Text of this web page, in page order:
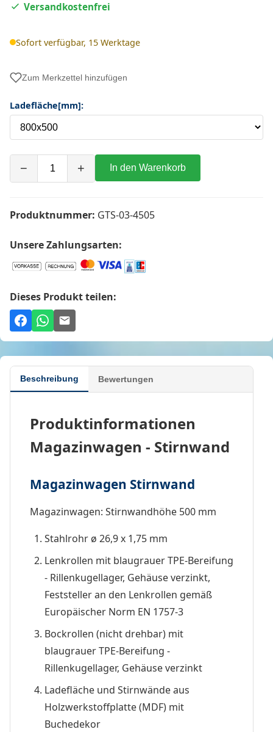
Versandkostenfrei
Sofort verfügbar, 15 Werktage
Zum Merkzettel hinzufügen
Ladefläche[mm]:
− + In den Warenkorb
Produktnummer: GTS-03-4505
Unsere Zahlungsarten:
Dieses Produkt teilen:
Beschreibung Bewertungen
Produktinformationen
Magazinwagen - Stirnwand
Magazinwagen Stirnwand
Magazinwagen: Stirnwandhöhe 500 mm
Stahlrohr ø 26,9 x 1,75 mm
Lenkrollen mit blaugrauer TPE-Bereifung
- Rillenkugellager, Gehäuse verzinkt,
Feststeller an den Lenkrollen gemäß
Europäischer Norm EN 1757-3
Bockrollen (nicht drehbar) mit
blaugrauer TPE-Bereifung -
Rillenkugellager, Gehäuse verzinkt
Ladefläche und Stirnwände aus
Holzwerkstoffplatte (MDF) mit
Buchedekor